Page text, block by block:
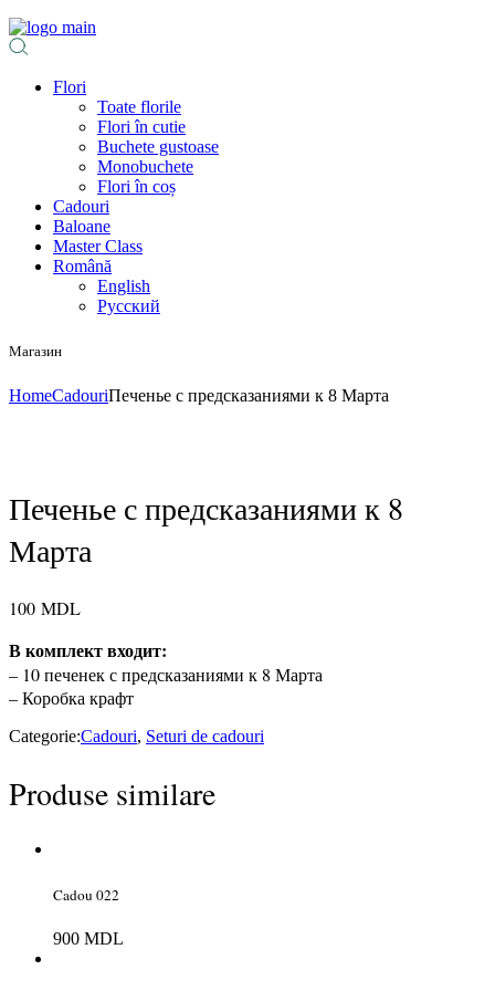
Flori
Toate florile
Flori în cutie
Buchete gustoase
Monobuchete
Flori în coș
Cadouri
Baloane
Master Class
Română
English
Русский
Магазин
HomeCadouriПеченье с предсказаниями к 8 Марта
Печенье с предсказаниями к 8
Марта
100 MDL
В комплект входит:
– 10 печенек с предсказаниями к 8 Марта
– Коробка крафт
Categorie:Cadouri, Seturi de cadouri
Produse similare
Cadou 022
900 MDL